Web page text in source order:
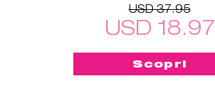
USD 37.95
USD 18.97
Scopri